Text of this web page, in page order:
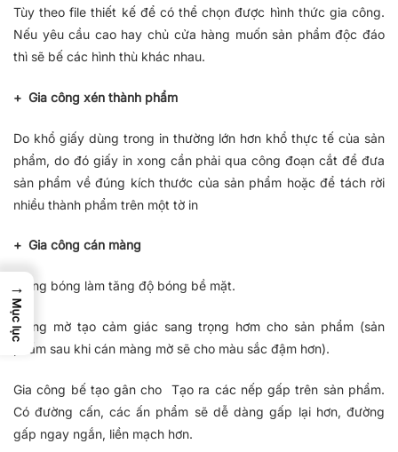
Tùy theo file thiết kế để có thể chọn được hình thức gia công.
Nếu yêu cầu cao hay chủ cửa hàng muốn sản phẩm độc đáo
thì sẽ bế các hình thù khác nhau.
+ Gia công xén thành phẩm
Do khổ giấy dùng trong in thường lớn hơn khổ thực tế của sản
phẩm, do đó giấy in xong cần phải qua công đoạn cắt để đưa
sản phẩm về đúng kích thước của sản phẩm hoặc để tách rời
nhiều thành phẩm trên một tờ in
+ Gia công cán màng
Màng bóng làm tăng độ bóng bề mặt.
Màng mờ tạo cảm giác sang trọng hơm cho sản phẩm (sản
phẩm sau khi cán màng mờ sẽ cho màu sắc đậm hơn).
Gia công bế tạo gân cho Tạo ra các nếp gấp trên sản phẩm.
Có đường cấn, các ấn phẩm sẽ dễ dàng gấp lại hơn, đường
gấp ngay ngắn, liền mạch hơn.
→
Mục lục